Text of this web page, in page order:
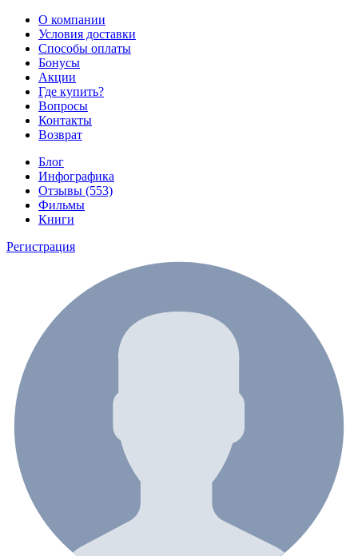
О компании
Условия доставки
Способы оплаты
Бонусы
Акции
Где купить?
Вопросы
Контакты
Возврат
Блог
Инфографика
Отзывы (553)
Фильмы
Книги
Регистрация